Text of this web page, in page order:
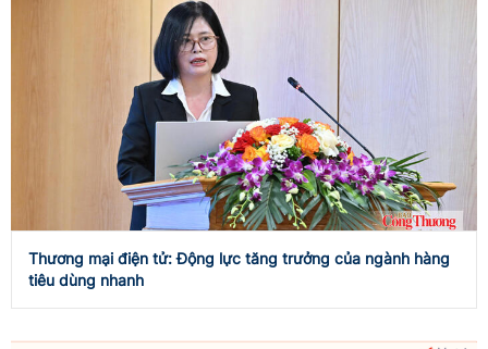
Thương mại điện tử: Động lực tăng trưởng của ngành hàng
tiêu dùng nhanh